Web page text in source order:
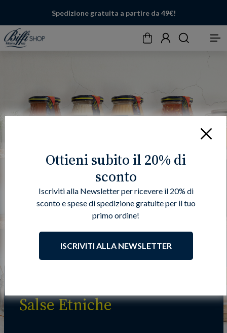
Spedizione gratuita a partire da 49€!
CarrelloAccountCerca Menu
Salse Etniche
Chiudi
Ottieni subito il 20% di
sconto
Iscriviti alla Newsletter per ricevere il 20% di
sconto e spese di spedizione gratuite per il tuo
primo ordine!
ISCRIVITI ALLA NEWSLETTER